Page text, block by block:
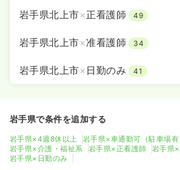
岩手県北上市×正看護師 49
岩手県北上市×准看護師 34
岩手県北上市× 日勤のみ 41
岩手県で条件を追加する
岩手県×4週8休以上
岩手県×車通勤可（駐車場有
岩手県×介護・福祉系
岩手県×正看護師
岩手県
岩手県×日勤のみ